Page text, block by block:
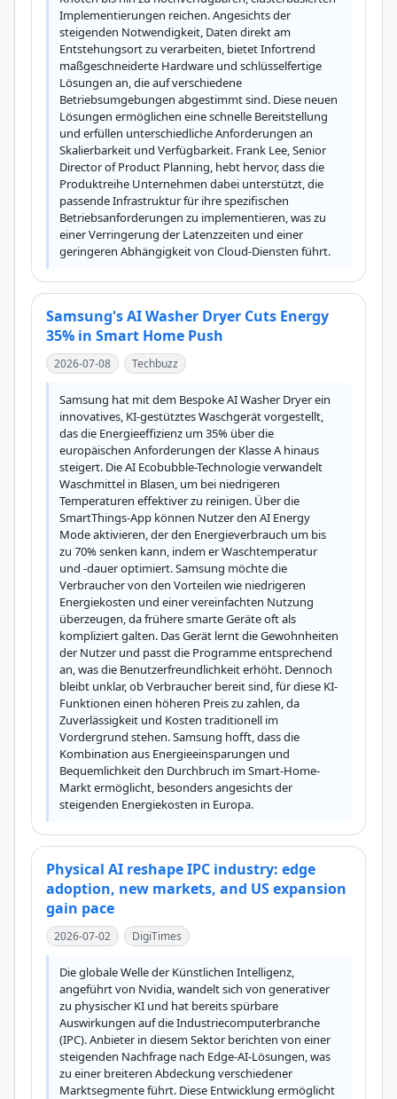
Implementierungen reichen. Angesichts der
steigenden Notwendigkeit, Daten direkt am
Entstehungsort zu verarbeiten, bietet Infortrend
maßgeschneiderte Hardware und schlüsselfertige
Lösungen an, die auf verschiedene
Betriebsumgebungen abgestimmt sind. Diese neuen
Lösungen ermöglichen eine schnelle Bereitstellung
und erfüllen unterschiedliche Anforderungen an
Skalierbarkeit und Verfügbarkeit. Frank Lee, Senior
Director of Product Planning, hebt hervor, dass die
Produktreihe Unternehmen dabei unterstützt, die
passende Infrastruktur für ihre spezifischen
Betriebsanforderungen zu implementieren, was zu
einer Verringerung der Latenzzeiten und einer
geringeren Abhängigkeit von Cloud-Diensten führt.
Samsung's AI Washer Dryer Cuts Energy
35% in Smart Home Push
2026-07-08 Techbuzz
Samsung hat mit dem Bespoke AI Washer Dryer ein
innovatives, KI-gestütztes Waschgerät vorgestellt,
das die Energieeffizienz um 35% über die
europäischen Anforderungen der Klasse A hinaus
steigert. Die AI Ecobubble-Technologie verwandelt
Waschmittel in Blasen, um bei niedrigeren
Temperaturen effektiver zu reinigen. Über die
SmartThings-App können Nutzer den AI Energy
Mode aktivieren, der den Energieverbrauch um bis
zu 70% senken kann, indem er Waschtemperatur
und -dauer optimiert. Samsung möchte die
Verbraucher von den Vorteilen wie niedrigeren
Energiekosten und einer vereinfachten Nutzung
überzeugen, da frühere smarte Geräte oft als
kompliziert galten. Das Gerät lernt die Gewohnheiten
der Nutzer und passt die Programme entsprechend
an, was die Benutzerfreundlichkeit erhöht. Dennoch
bleibt unklar, ob Verbraucher bereit sind, für diese KI-
Funktionen einen höheren Preis zu zahlen, da
Zuverlässigkeit und Kosten traditionell im
Vordergrund stehen. Samsung hofft, dass die
Kombination aus Energieeinsparungen und
Bequemlichkeit den Durchbruch im Smart-Home-
Markt ermöglicht, besonders angesichts der
steigenden Energiekosten in Europa.
Physical AI reshape IPC industry: edge
adoption, new markets, and US expansion
gain pace
2026-07-02 DigiTimes
Die globale Welle der Künstlichen Intelligenz,
angeführt von Nvidia, wandelt sich von generativer
zu physischer KI und hat bereits spürbare
Auswirkungen auf die Industriecomputerbranche
(IPC). Anbieter in diesem Sektor berichten von einer
steigenden Nachfrage nach Edge-AI-Lösungen, was
zu einer breiteren Abdeckung verschiedener
Marktsegmente führt. Diese Entwicklung ermöglicht